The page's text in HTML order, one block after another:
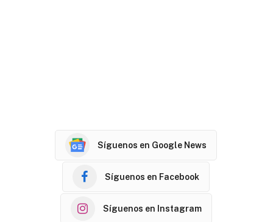
Síguenos en Google News
Síguenos en Facebook
Síguenos en Instagram